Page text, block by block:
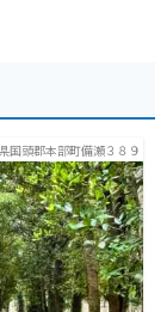
国頭郡本部町備瀬３８９